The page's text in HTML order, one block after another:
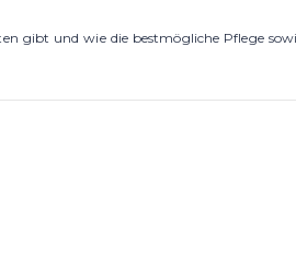
gibt und wie die bestmögliche Pflege